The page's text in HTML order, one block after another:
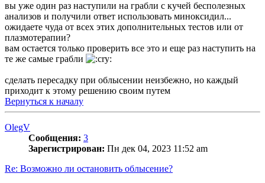
вы уже один раз наступили на грабли с кучей бесполезных
анализов и получили ответ использовать миноксидил...
ожидаете чуда от всех этих дополнительных тестов или от
плазмотерапии?
вам остается только проверить все это и еще раз наступить на
те же самые грабли
сделать пересадку при облысении неизбежно, но каждый
приходит к этому решению своим путем
Вернуться к началу
OlegV
Сообщения: 3
Зарегистрирован: Пн дек 04, 2023 11:52 am
Re: Возможно ли остановить облысение?